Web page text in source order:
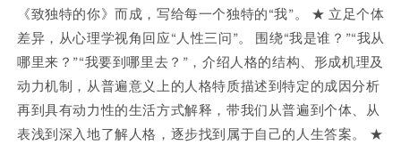
《致独特的你》而成，写给每一个独特的“我”。 ★ 立足个体
差异，从心理学视角回应“人性三问”。 围绕“我是谁？”“我从
哪里来？”“我要到哪里去？”，介绍人格的结构、形成机理及
动力机制，从普遍意义上的人格特质描述到特定的成因分析
再到具有动力性的生活方式解释，带我们从普遍到个体、从
表浅到深入地了解人格，逐步找到属于自己的人生答案。 ★